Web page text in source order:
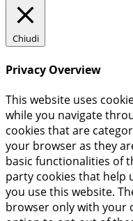
Chiudi
Privacy Overview
This website uses
while you navigate
cookies that are
your browser as they
basic functionalities of
party cookies that help
you use this website.
browser only with your